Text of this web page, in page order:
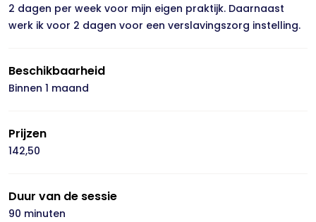
2 dagen per week voor mijn eigen praktijk. Daarnaast
werk ik voor 2 dagen voor een verslavingszorg instelling.
Beschikbaarheid
Binnen 1 maand
Prijzen
142,50
Duur van de sessie
90 minuten